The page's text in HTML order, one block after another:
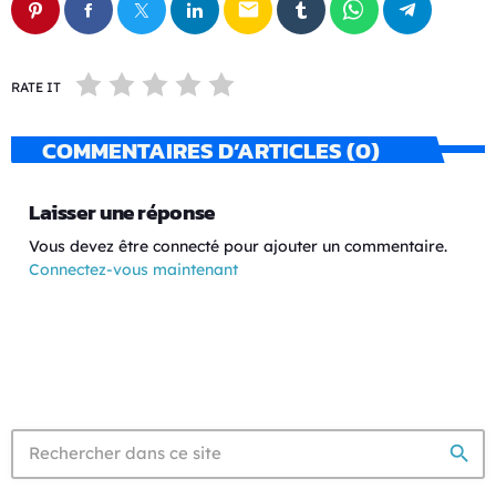
email
RATE IT
COMMENTAIRES D’ARTICLES (0)
Laisser une réponse
Vous devez être connecté pour ajouter un commentaire.
Connectez-vous maintenant
search